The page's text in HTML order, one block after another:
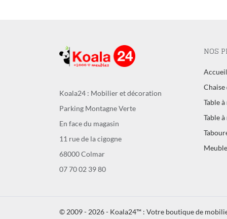
Koala24 : Mobilier et décoration
Parking Montagne Verte
En face du magasin
11 rue de la cigogne
68000 Colmar
07 70 02 39 80
NOS
Accueil
Chaise
Table
Table
© 2009 - 2026 - Koala24™ : Votre boutique de